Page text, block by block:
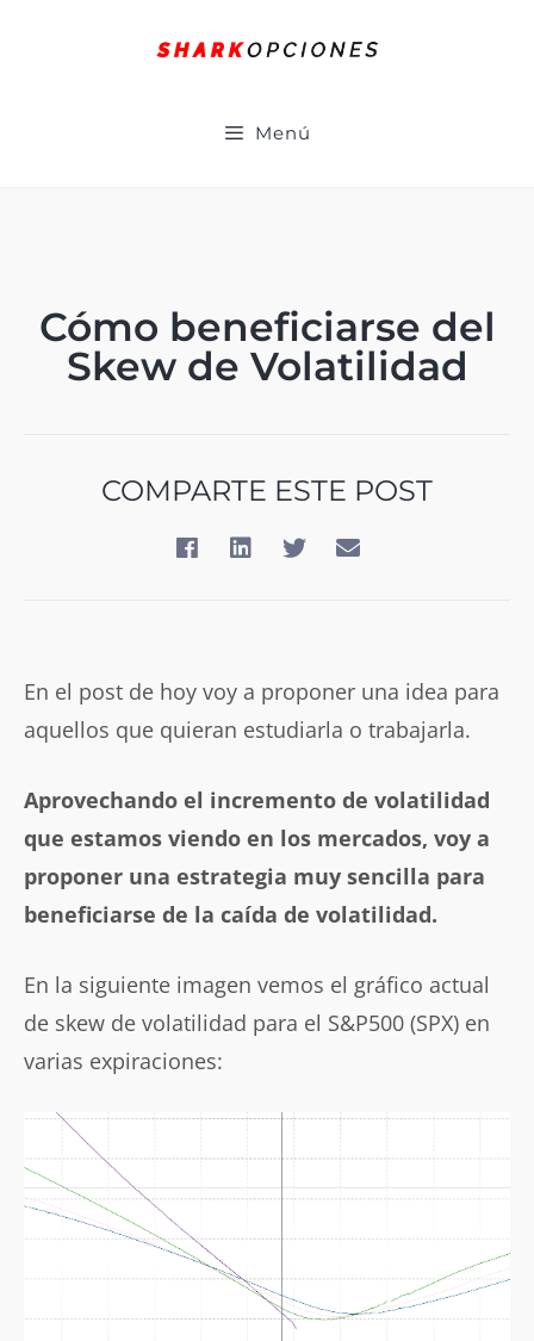
Menú
Cómo beneficiarse del
Skew de Volatilidad
COMPARTE ESTE POST
En el post de hoy voy a proponer una idea para
aquellos que quieran estudiarla o trabajarla.
Aprovechando el incremento de volatilidad
que estamos viendo en los mercados, voy a
proponer una estrategia muy sencilla para
beneficiarse de la caída de volatilidad.
En la siguiente imagen vemos el gráfico actual
de skew de volatilidad para el S&P500 (SPX) en
varias expiraciones: